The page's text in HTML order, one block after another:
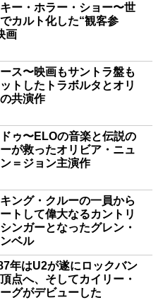
ー・ホラー・ショー〜世
カルト化した“観客参
画
ス〜映画もサントラ盤も
トしたトラボルタとオリ
共演作
ゥ〜ELOの音楽と伝説の
が救ったオリビア・ニュ
＝ジョン主演作
ング・クルーの一員から
トして偉大なるカントリ
ンガーとなったグレン・
ベル
年はU2が遂にロックバン
頂点へ、そしてカイリー・
グがデビューした